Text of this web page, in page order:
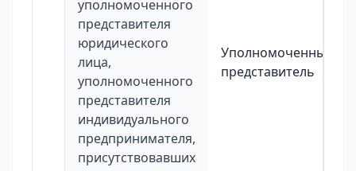
уполномоченного
представителя
юридического
лица,
уполномоченного
представителя
индивидуального
предпринимателя,
присутствовавших
Уполномоченный
представитель